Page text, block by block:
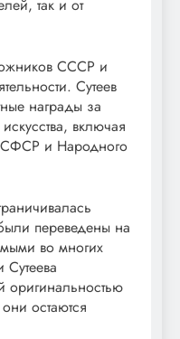
так и от
СССР и
Сутеев
награды за
включая
и Народного
переведены на
во многих
оригинальностью
остаются